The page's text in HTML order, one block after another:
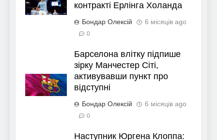
контракті Ерлінга Холанда
Бондар Олексій 6 місяців ago
0
Барселона влітку підпише
зірку Манчестер Сіті,
активувавши пункт про
відступні
Бондар Олексій 6 місяців ago
0
Наступник Юргена Клоппа: